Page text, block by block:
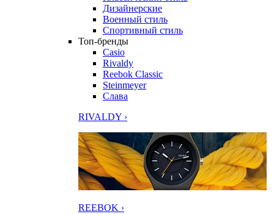
Дизайнерские
Военный стиль
Спортивный стиль
Топ-бренды
Casio
Rivaldy
Reebok Classic
Steinmeyer
Слава
RIVALDY ›
REEBOK ›